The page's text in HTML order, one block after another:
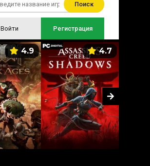
Поиск
Войти Регистрация
4.9 4.7